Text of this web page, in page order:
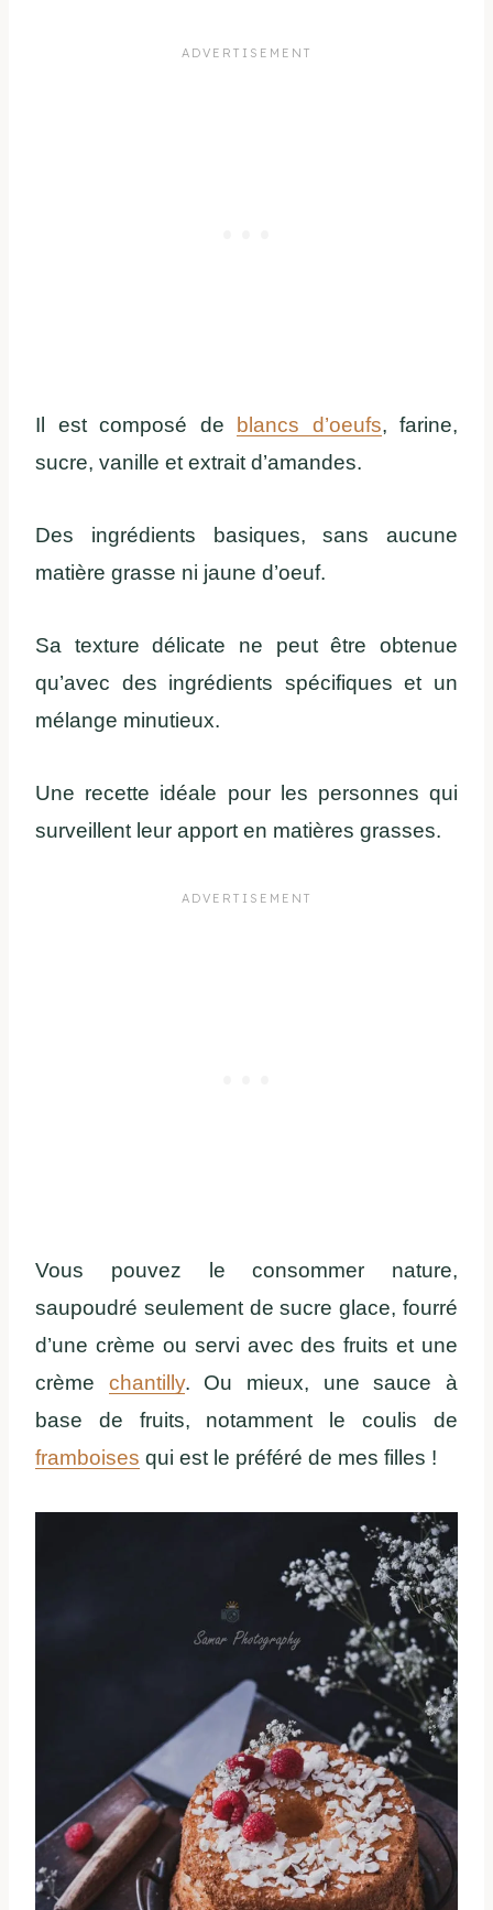
Il est composé de blancs d’oeufs, farine,
sucre, vanille et extrait d’amandes.
Des ingrédients basiques, sans aucune
matière grasse ni jaune d’oeuf.
Sa texture délicate ne peut être obtenue
qu’avec des ingrédients spécifiques et un
mélange minutieux.
Une recette idéale pour les personnes qui
surveillent leur apport en matières grasses.
Vous pouvez le consommer nature,
saupoudré seulement de sucre glace, fourré
d’une crème ou servi avec des fruits et une
crème chantilly. Ou mieux, une sauce à
base de fruits, notamment le coulis de
framboises qui est le préféré de mes filles !